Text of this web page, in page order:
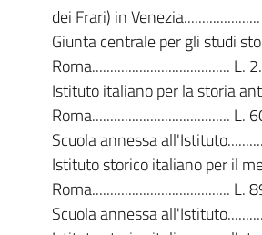
dei Frari) in
Giunta centrale per gli studi
Roma...................................... L.
Istituto italiano per la storia
Roma...................................... L.
Scuola annessa
Istituto storico italiano per il
Roma...................................... L.
Scuola annessa